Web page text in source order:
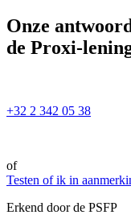
Onze
de Proxi-
+32 2 342 05 38
of
Testen of ik in
Erkend door de PSFP